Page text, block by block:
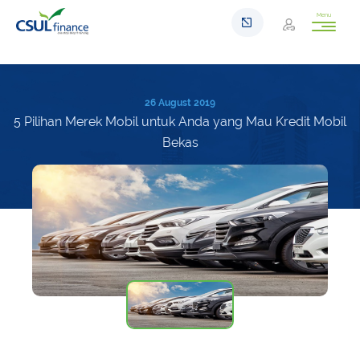
Menu
26 August 2019
5 Pilihan Merek Mobil untuk Anda yang Mau Kredit Mobil
Bekas